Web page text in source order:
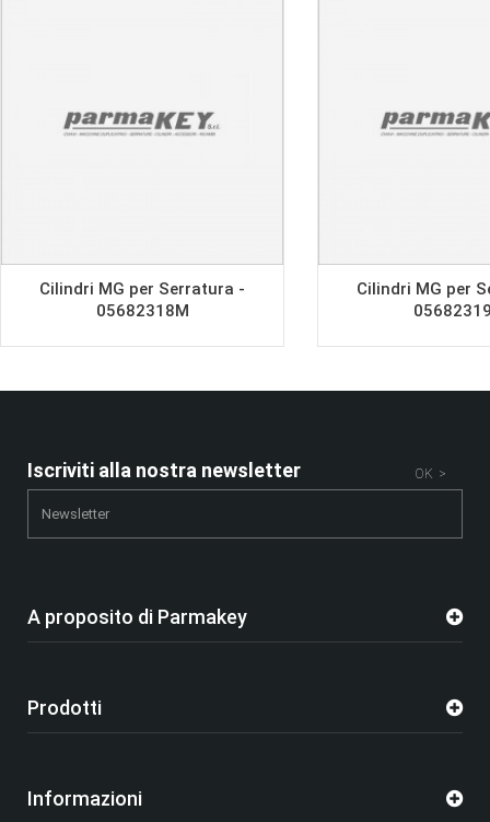
Cilindri MG per Serratura -
05682318M
Cilindri MG per
Iscriviti alla nostra newsletter OK >
A proposito di Parmakey
Prodotti
Informazioni